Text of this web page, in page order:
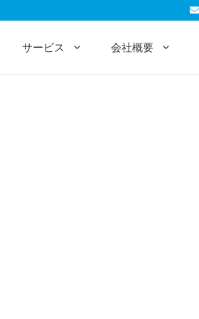
サービス 会社概要